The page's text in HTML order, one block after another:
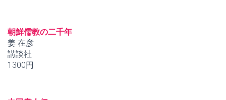
朝鮮儒教の二千年
姜 在彦
講談社
1300円